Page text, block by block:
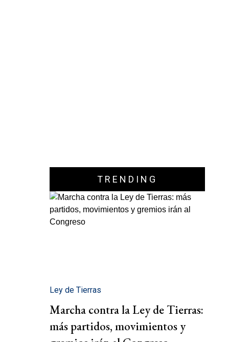
TRENDING
Ley de Tierras
Marcha contra la Ley de Tierras:
más partidos, movimientos y